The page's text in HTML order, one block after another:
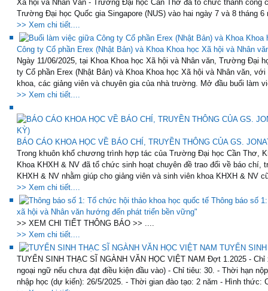
Xã hội và Nhân Văn - Trường Đại học Cần Thơ đã tổ chức thành
Trường Đại học Quốc gia Singapore (NUS) vào hai ngày 7 và 8 tháng 6
>> Xem chi tiết....
Công ty Cổ phần Erex (Nhật Bản) và Khoa Khoa học Xã hội và Nhân
Ngày 11/06/2025, tại Khoa Khoa học Xã hội và Nhân văn, Trường Đại
ty Cổ phần Erex (Nhật Bản) và Khoa Khoa học Xã hội và Nhân văn,
khoa, các giảng viên và chuyên gia của nhà trường. Mở đầu buổi làm
>> Xem chi tiết....
BÁO CÁO KHOA HỌC VỀ BÁO CHÍ, TRUYỀN THÔNG CỦA GS.
Trong khuôn khổ chương trình hợp tác của Trường Đại học Cần Thơ,
Khoa KHXH & NV đã tổ chức sinh hoạt chuyên đề trao đổi về báo chí,
KHXH & NV nhằm giúp cho giảng viên và sinh viên khoa KHXH & NV
>> Xem chi tiết....
Thông báo số
xã hội và Nhân văn hướng đến phát triển bền vững"
>> XEM CHI TIẾT THÔNG BÁO >> ....
>> Xem chi tiết....
TUYỂN
TUYỂN SINH THẠC SĨ NGÀNH VĂN HỌC VIỆT NAM Đợt 1.2025 -
ngoại ngữ nếu chưa đạt điều kiện đầu vào) - Chỉ tiêu: 30. - Thời hạn
nhập học (dự kiến): 26/5/2025. - Thời gian đào tạo: 2 năm - Hình thức: